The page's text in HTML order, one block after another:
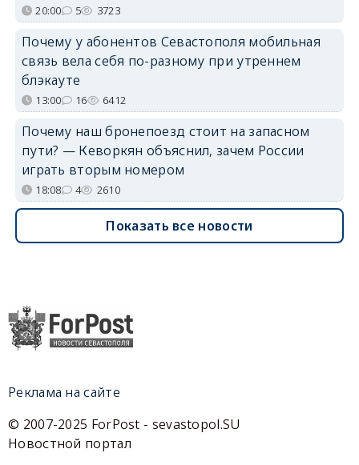
20:00 5 3723
Почему у абонентов Севастополя мобильная
связь вела себя по-разному при утреннем
блэкауте
13:00 16 6412
Почему наш бронепоезд стоит на запасном
пути? — Кеворкян объяснил, зачем России
играть вторым номером
18:08 4 2610
Показать все новости
Реклама на сайте
© 2007-2025 ForPost - sevastopol.SU
Новостной портал